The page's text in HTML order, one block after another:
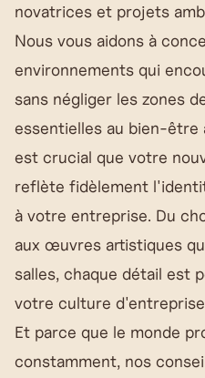
novatrices et projets
Nous vous aidons à
environnements qui
sans négliger les zones
essentielles au bien-être
est crucial que votre
reflète fidèlement
à votre entreprise. Du
aux œuvres artistiques
salles, chaque détail est
votre culture
Et parce que le monde
constamment, nos